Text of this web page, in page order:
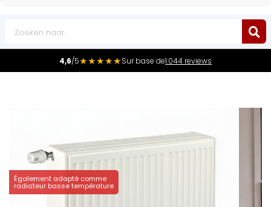
4,6/5★★★★★Sur base de1.044 reviews
Également adapté comme
radiateur basse température